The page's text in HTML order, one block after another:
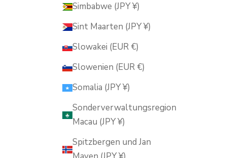
Simbabwe (JPY ¥)
Sint Maarten (JPY ¥)
Slowakei (EUR €)
Slowenien (EUR €)
Somalia (JPY ¥)
Sonderverwaltungsregion
Macau (JPY ¥)
Spitzbergen und Jan